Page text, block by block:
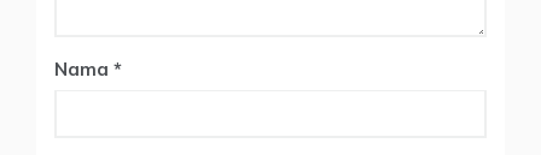
Nama *